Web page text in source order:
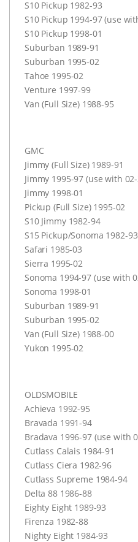
S10 Pickup 1982-93
S10 Pickup 1994-97 (use
S10 Pickup 1998-01
Suburban 1989-91
Suburban 1995-02
Tahoe 1995-02
Venture 1997-99
Van (Full Size) 1988-95
GMC
Jimmy (Full Size) 1989-91
Jimmy 1995-97 (use with
Jimmy 1998-01
Pickup (Full Size) 1995-02
S10 Jimmy 1982-94
S15 Pickup/Sonoma 1982-93
Safari 1985-03
Sierra 1995-02
Sonoma 1994-97 (use with
Sonoma 1998-01
Suburban 1989-91
Suburban 1995-02
Van (Full Size) 1988-00
Yukon 1995-02
OLDSMOBILE
Achieva 1992-95
Bravada 1991-94
Bradava 1996-97 (use with
Cutlass Calais 1984-91
Cutlass Ciera 1982-96
Cutlass Supreme 1984-94
Delta 88 1986-88
Eighty Eight 1989-93
Firenza 1982-88
Nighty Eight 1984-93